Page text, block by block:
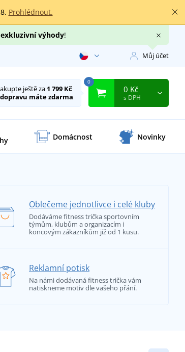
Prohlédnout.
exkluzivní výhody!
Můj účet
ještě za 1 799 Kč
dopravu máte zdarma
0
0 Kč
s DPH
Domácnost Novinky
Oblečeme jednotlivce i celé kluby
Dodáváme fitness trička sportovním
týmům, klubům a organizacím i
koncovým zákazníkům již od 1 kusu.
Reklamní potisk
Na námi dodávaná fitness trička vám
natiskneme motiv dle vašeho přání.